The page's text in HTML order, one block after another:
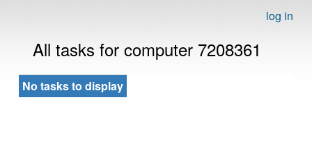
log in
All tasks for computer 7208361
No tasks to display